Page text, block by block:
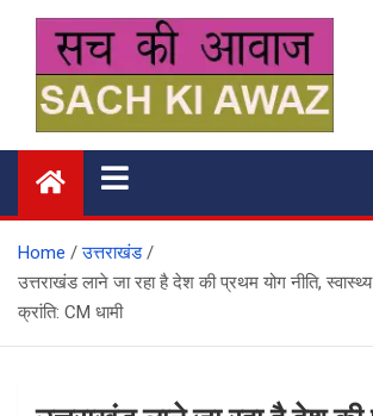
content
सच की आवाज
Home
उत्तराखंड
उत्तराखंड लाने जा रहा है देश की प्रथम योग नीति,
क्रांति: CM धामी